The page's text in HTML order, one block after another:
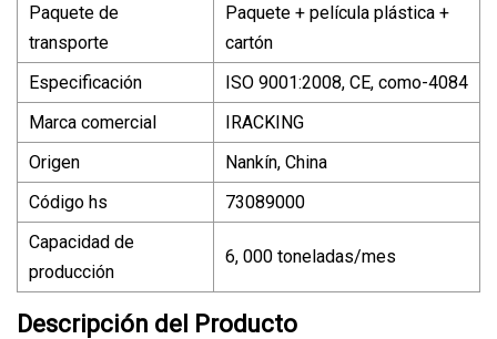
Paquete de
transporte
Paquete + película plástica +
cartón
Especificación
ISO 9001:2008, CE, como-4084
Marca comercial
IRACKING
Origen
Nankín, China
Código hs
73089000
Capacidad de
producción
6, 000 toneladas/mes
Descripción del Producto